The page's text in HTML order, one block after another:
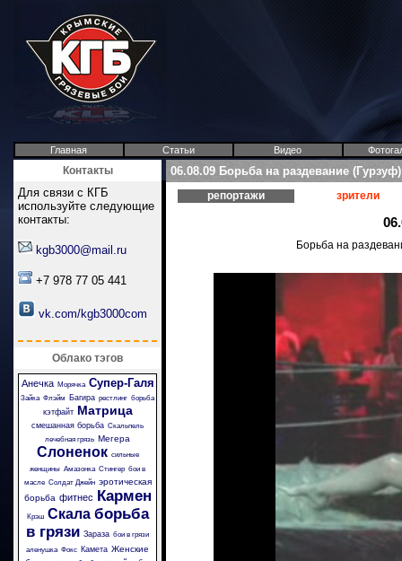
Главная Статьи Видео
Контакты
Для связи с КГБ
используйте следующие
контакты:
kgb3000@mail.ru
+7 978 77 05 441
vk.com/kgb3000com
Облако тэгов
Анечка Морячка Супер-Галя
Зайка Флэйм Багира рестлинг борьба
кэтфайт Матрица
смешанная борьба Скальпель
лечебная грязь Мегера
Слоненок сильные
женщины Амазонка Стингер бои в
масле Солдат Джейн эротическая
борьба фитнес Кармен
Крэш Скала борьба
в грязи Зараза бои в грязи
аленушка Фокс Камета Женские
06.08.09 Борьба на раздевание (Гурзуф)
репортажи зрители
Борьба на